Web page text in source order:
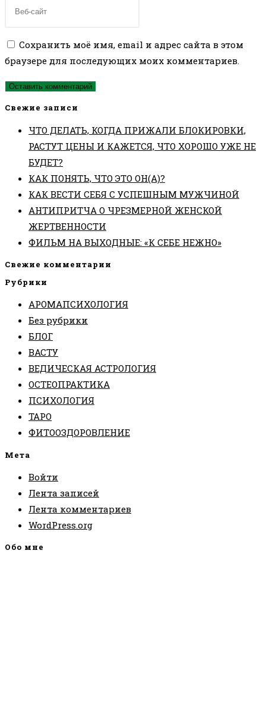
пользователя,
прокомментировать
адрес,
прокомментировать
веб-
сайта
(необязательно)
Сохранить моё имя, email и адрес сайта в этом
браузере для последующих моих комментариев.
Свежие записи
ЧТО ДЕЛАТЬ, КОГДА ПРИЖАЛИ БЛОКИРОВКИ,
РАСТУТ ЦЕНЫ И КАЖЕТСЯ, ЧТО ХОРОШО УЖЕ НЕ
БУДЕТ?
КАК ПОНЯТЬ, ЧТО ЭТО ОН(А)?
КАК ВЕСТИ СЕБЯ С УСПЕШНЫМ МУЖЧИНОЙ
АНТИПРИТЧА О ЧРЕЗМЕРНОЙ ЖЕНСКОЙ
ЖЕРТВЕННОСТИ
ФИЛЬМ НА ВЫХОДНЫЕ: «К СЕБЕ НЕЖНО»
Свежие комментарии
Рубрики
АРОМАПСИХОЛОГИЯ
Без рубрики
БЛОГ
ВАСТУ
ВЕДИЧЕСКАЯ АСТРОЛОГИЯ
ОСТЕОПРАКТИКА
ПСИХОЛОГИЯ
ТАРО
ФИТООЗДОРОВЛЕНИЕ
Мета
Войти
Лента записей
Лента комментариев
WordPress.org
Обо мне